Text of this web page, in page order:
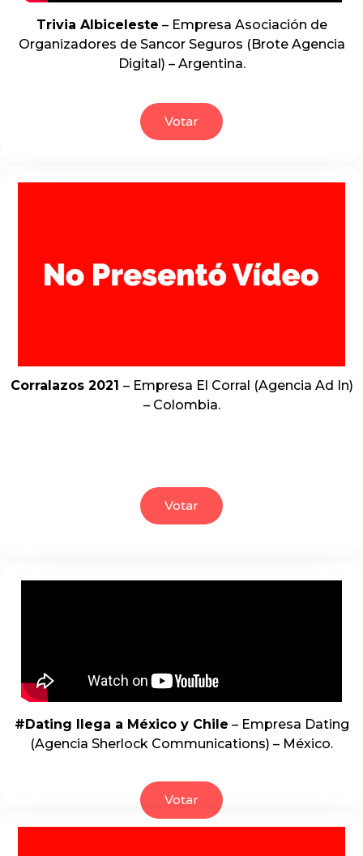
Trivia Albiceleste – Empresa Asociación de
Organizadores de Sancor Seguros (Brote Agencia
Digital) – Argentina.
Votar
Corralazos 2021 – Empresa El Corral (Agencia Ad In)
– Colombia.
Votar
#Dating llega a México y Chile – Empresa Dating
(Agencia Sherlock Communications) – México.
Votar